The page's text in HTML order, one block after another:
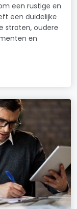
een rustige en
een duidelijke
straten, oudere
en